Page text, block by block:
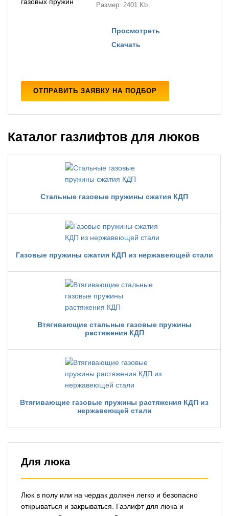
Размер: 2401 Kb
Просмотреть
Скачать
ОТПРАВИТЬ ЗАЯВКУ НА ПОДБОР
Каталог газлифтов для люков
Стальные газовые пружины сжатия КДП
Газовые пружины сжатия КДП из нержавеющей стали
Втягивающие стальные газовые пружины
растяжения КДП
Втягивающие газовые пружины растяжения КДП из
нержавеющей стали
Для люка
Люк в полу или на чердак должен легко и безопасно
открываться и закрываться. Газлифт для люка и